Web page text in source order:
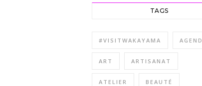
TAGS
#VISITWAKAYAMA
ART ARTISANAT
ATELIER BEAUTÉ